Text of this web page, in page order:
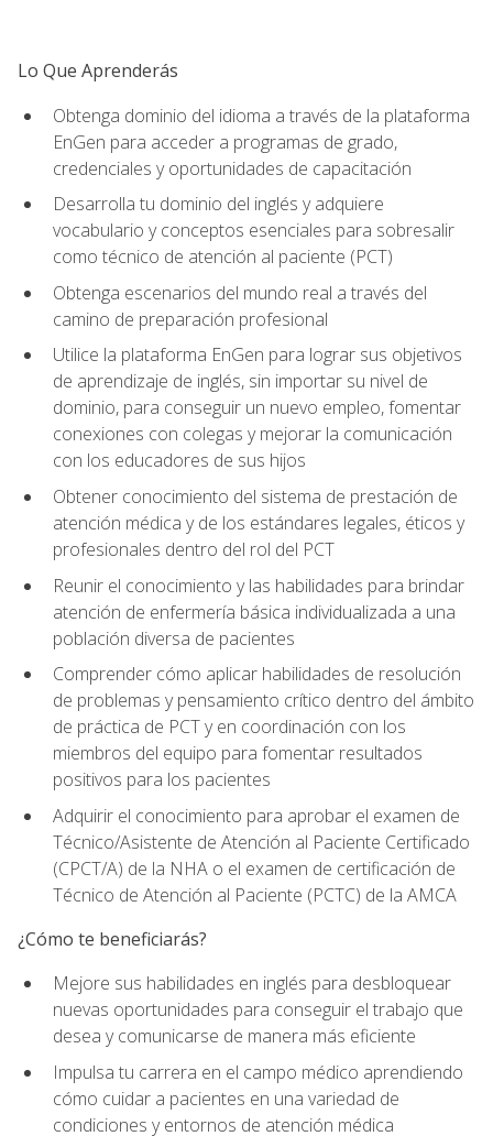
Lo Que Aprenderás
Obtenga dominio del idioma a través de la plataforma
EnGen para acceder a programas de grado,
credenciales y oportunidades de capacitación
Desarrolla tu dominio del inglés y adquiere
vocabulario y conceptos esenciales para sobresalir
como técnico de atención al paciente (PCT)
Obtenga escenarios del mundo real a través del
camino de preparación profesional
Utilice la plataforma EnGen para lograr sus objetivos
de aprendizaje de inglés, sin importar su nivel de
dominio, para conseguir un nuevo empleo, fomentar
conexiones con colegas y mejorar la comunicación
con los educadores de sus hijos
Obtener conocimiento del sistema de prestación de
atención médica y de los estándares legales, éticos y
profesionales dentro del rol del PCT
Reunir el conocimiento y las habilidades para brindar
atención de enfermería básica individualizada a una
población diversa de pacientes
Comprender cómo aplicar habilidades de resolución
de problemas y pensamiento crítico dentro del ámbito
de práctica de PCT y en coordinación con los
miembros del equipo para fomentar resultados
positivos para los pacientes
Adquirir el conocimiento para aprobar el examen de
Técnico/Asistente de Atención al Paciente Certificado
(CPCT/A) de la NHA o el examen de certificación de
Técnico de Atención al Paciente (PCTC) de la AMCA
¿Cómo te beneficiarás?
Mejore sus habilidades en inglés para desbloquear
nuevas oportunidades para conseguir el trabajo que
desea y comunicarse de manera más eficiente
Impulsa tu carrera en el campo médico aprendiendo
cómo cuidar a pacientes en una variedad de
condiciones y entornos de atención médica